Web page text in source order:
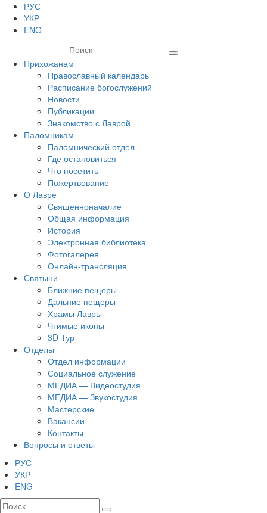
РУС
УКР
ENG
Прихожанам
Православный календарь
Расписание богослужений
Новости
Публикации
Знакомство с Лаврой
Паломникам
Паломнический отдел
Где остановиться
Что посетить
Пожертвование
О Лавре
Священноначалие
Общая информация
История
Электронная библиотека
Фотогалерея
Онлайн-трансляция
Святыни
Ближние пещеры
Дальние пещеры
Храмы Лавры
Чтимые иконы
3D Тур
Отделы
Отдел информации
Социальное служение
МЕДИА — Видеостудия
МЕДИА — Звукостудия
Мастерские
Вакансии
Контакты
Вопросы и ответы
РУС
УКР
ENG